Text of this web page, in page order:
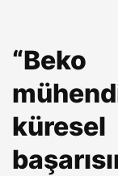
“Beko
küresel